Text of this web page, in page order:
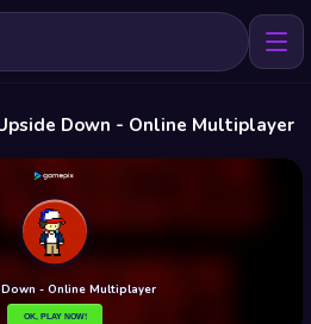
Down - Online Multiplayer